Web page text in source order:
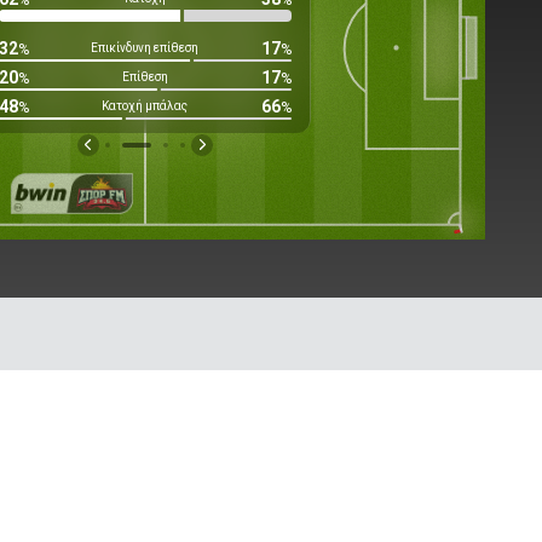
Επικίνδυνη επίθεση
32% 17%
Επίθεση
20% 17%
Κατοχή μπάλας
48% 66%